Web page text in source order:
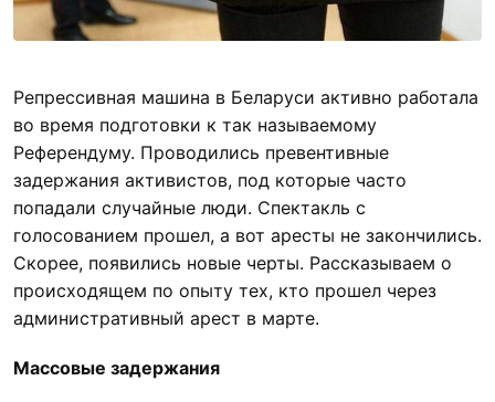
Репрессивная машина в Беларуси активно работала
во время подготовки к так называемому
Референдуму. Проводились превентивные
задержания активистов, под которые часто
попадали случайные люди. Спектакль с
голосованием прошел, а вот аресты не закончились.
Скорее, появились новые черты. Рассказываем о
происходящем по опыту тех, кто прошел через
административный арест в марте.
Массовые задержания